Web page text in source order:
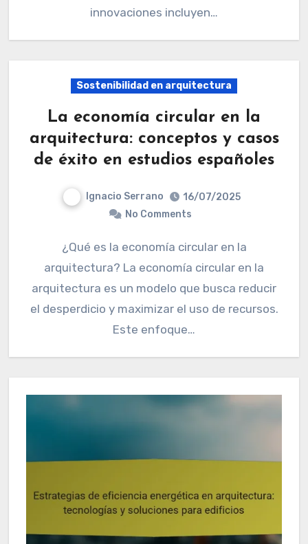
innovaciones incluyen…
Sostenibilidad en arquitectura
La economía circular en la
arquitectura: conceptos y casos
de éxito en estudios españoles
Ignacio Serrano
16/07/2025
No Comments
¿Qué es la economía circular en la
arquitectura? La economía circular en la
arquitectura es un modelo que busca reducir
el desperdicio y maximizar el uso de recursos.
Este enfoque…